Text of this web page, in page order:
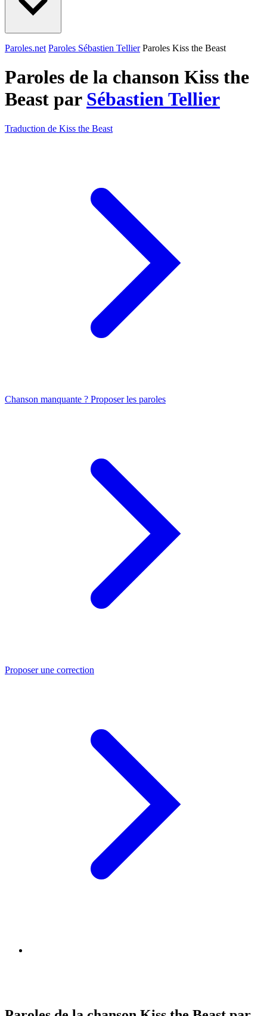
Paroles.net Paroles Sébastien Tellier Paroles Kiss the Beast
Paroles de la chanson Kiss the
Beast par Sébastien Tellier
Traduction de Kiss the Beast
Chanson manquante ? Proposer les paroles
Proposer une correction